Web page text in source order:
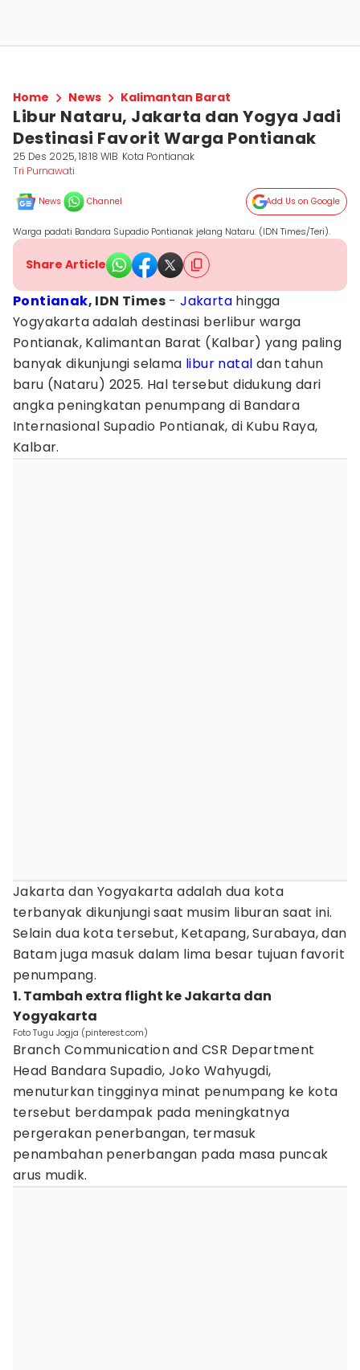
Home News Kalimantan Barat
Libur Nataru, Jakarta dan Yogya Jadi
Destinasi Favorit Warga Pontianak
25 Des 2025, 18:18 WIB Kota Pontianak
Tri Purnawati
News Channel Add Us on Google
Warga padati Bandara Supadio Pontianak jelang Nataru. (IDN Times/Teri).
Share Article
Pontianak, IDN Times -Jakarta hingga
Yogyakarta adalah destinasi berlibur warga
Pontianak, Kalimantan Barat (Kalbar) yang paling
banyak dikunjungi selama libur natal dan tahun
baru (Nataru) 2025. Hal tersebut didukung dari
angka peningkatan penumpang di Bandara
Internasional Supadio Pontianak, di Kubu Raya,
Kalbar.
Jakarta dan Yogyakarta adalah dua kota
terbanyak dikunjungi saat musim liburan saat ini.
Selain dua kota tersebut, Ketapang, Surabaya, dan
Batam juga masuk dalam lima besar tujuan favorit
penumpang.
1. Tambah extra flight ke Jakarta dan
Yogyakarta
Foto Tugu Jogja (pinterest.com)
Branch Communication and CSR Department
Head Bandara Supadio, Joko Wahyugdi,
menuturkan tingginya minat penumpang ke kota
tersebut berdampak pada meningkatnya
pergerakan penerbangan, termasuk
penambahan penerbangan pada masa puncak
arus mudik.